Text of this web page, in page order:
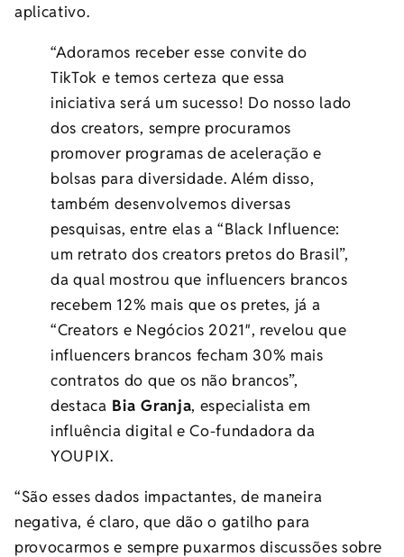
aplicativo.
“Adoramos receber esse convite do
TikTok e temos certeza que essa
iniciativa será um sucesso! Do nosso lado
dos creators, sempre procuramos
promover programas de aceleração e
bolsas para diversidade. Além disso,
também desenvolvemos diversas
pesquisas, entre elas a “Black Influence:
um retrato dos creators pretos do Brasil”,
da qual mostrou que influencers brancos
recebem 12% mais que os pretes, já a
“Creators e Negócios 2021″, revelou que
influencers brancos fecham 30% mais
contratos do que os não brancos”,
destaca Bia Granja, especialista em
influência digital e Co-fundadora da
YOUPIX.
“São esses dados impactantes, de maneira
negativa, é claro, que dão o gatilho para
provocarmos e sempre puxarmos discussões sobre